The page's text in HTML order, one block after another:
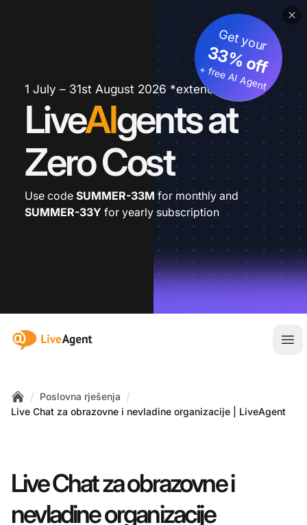
1 July – 31st August 2026 *extended
LiveAIgents at
Zero Cost
Get your
33% off
+ free AI Agent
Use code SUMMER-33M for monthly and
SUMMER-33Y for yearly subscription
:site.title
Home
/ Poslovna rješenja /
Live Chat za obrazovne i nevladine organizacije | LiveAgent
Live Chat za obrazovne i
nevladine organizacije